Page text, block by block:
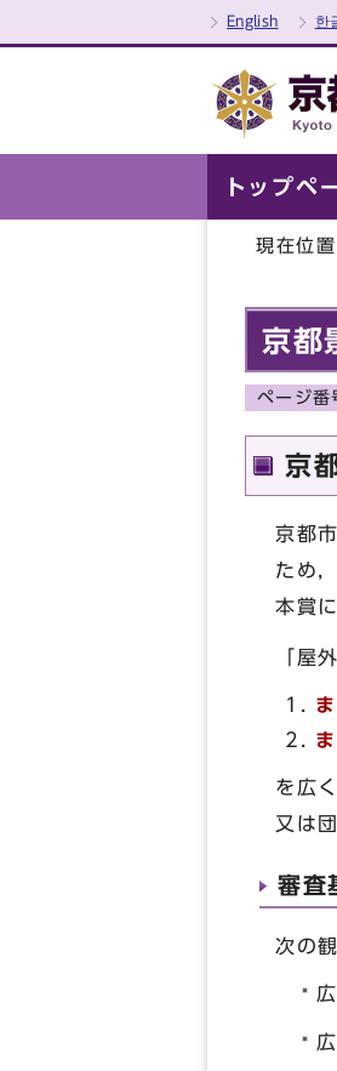
English 한
トップペ
現在位置
京都
ページ
京
京都
ため
本賞
「屋
を広
又は
審査
次の